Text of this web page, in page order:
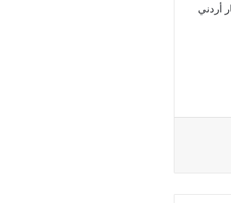
تصل قيمتها إلى 50,000 دينار على ألا يقل رصيد الحساب عن1000 دينار أردني